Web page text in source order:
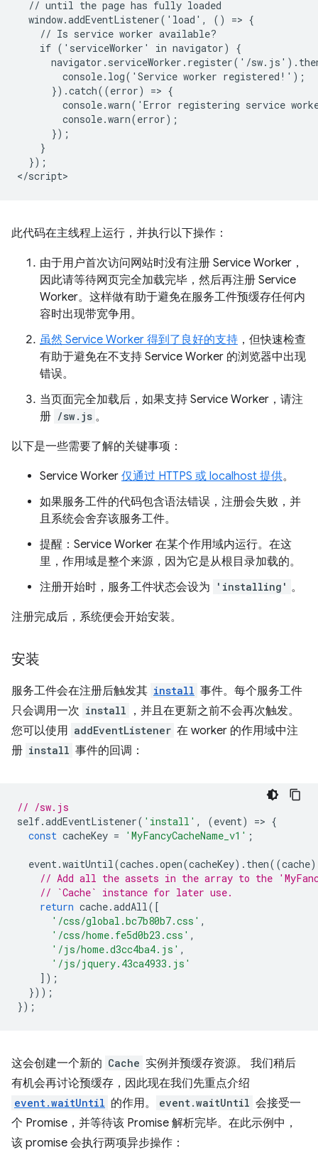
  // until the page has fully loaded
  window.addEventListener('load', () => {
    // Is service worker available?
    if ('serviceWorker' in navigator) {
navigator.serviceWorker.register('/
        console.log('Service worker registered!');
      }).catch((error) => {
console.warn('Error registering service
        console.warn(error);
      });
    }
  });
此代码在主线程上运行，并执行以下操作：
由于用户首次访问网站时没有注册 Service Worker，
因此请等待网页完全加载完毕，然后再注册 Service
Worker。这样做有助于避免在服务工件预缓存任何内
容时出现带宽争用。
虽然 Service Worker 得到了良好的支持 ，但快速检查
有助于避免在不支持 Service Worker 的浏览器中出现
错误。
当页面完全加载后，如果支持 Service Worker，请注
册 /sw.js 。
以下是一些需要了解的关键事项：
Service Worker 仅通过 HTTPS 或 localhost 提供。
如果服务工件的代码包含语法错误，注册会失败，并
且系统会舍弃该服务工件。
提醒：Service Worker 在某个作用域内运行。在这
里，作用域是整个来源，因为它是从根目录加载的。
注册开始时，服务工件状态会设为
'installing' 。
注册完成后，系统便会开始安装。
安装
服务工件会在注册后触发其 install 事件。每个服务工件
只会调用一次 install
，并且在更新之前不会再次触发。
您可以使用 addEventListener 在 worker 的作用域中注
册 install 事件的回调：
// /sw.js
self.addEventListener( 'install' , (event) => {
const cacheKey = 'MyFancyCacheName_v1' ;
event.waitUntil(caches .open(cacheKey). then((cache)
// Add all the assets in the array to the
// `Cache` instance for later use.
return cache.addAll([
'/css/global.bc7b80b7.css' ,
'/css/home.fe5d0b23.css' ,
'/js/home.d3cc4ba4.js' ,
'/js/jquery.43ca4933.js'
]);
}));
});
这会创建一个新的 Cache 实例并预缓存资源。 我们稍后
有机会再讨论预缓存，因此现在我们先重点介绍
event.waitUntil 的作用。 event.waitUntil 会接受一
个 Promise，并等待该 Promise 解析完毕。在此示例中，
该 promise 会执行两项异步操作：